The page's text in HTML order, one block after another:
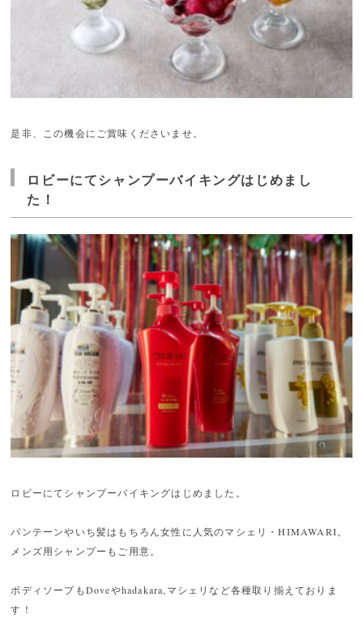
是非、この機会にご賞味くださいませ。
ロビーにてシャンプーバイキングはじめまし
た！
ロビーにてシャンプーバイキングはじめました。
パンテーンやいち髪はもちろん女性に人気のマシェリ・HIMAWARI。
メンズ用シャンプーもご用意。
ボディソープもDoveやhadakara,マシェリなど各種取り揃えておりま
す！